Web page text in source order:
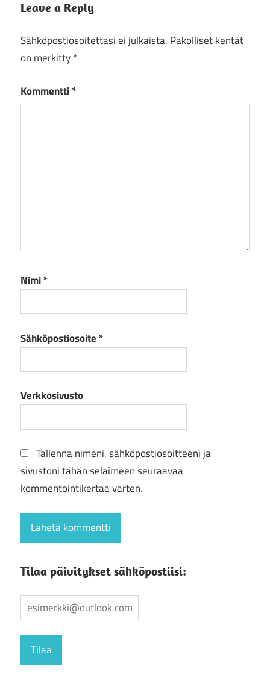
Leave a Reply
Sähköpostiosoitettasi ei julkaista. Pakolliset kentät
on merkitty*
Kommentti*
Nimi*
Sähköpostiosoite *
Verkkosivusto
Tallenna nimeni, sähköpostiosoitteeni ja
sivustoni tähän selaimeen seuraavaa
kommentointikertaa varten.
Tilaa päivitykset sähköpostiisi: